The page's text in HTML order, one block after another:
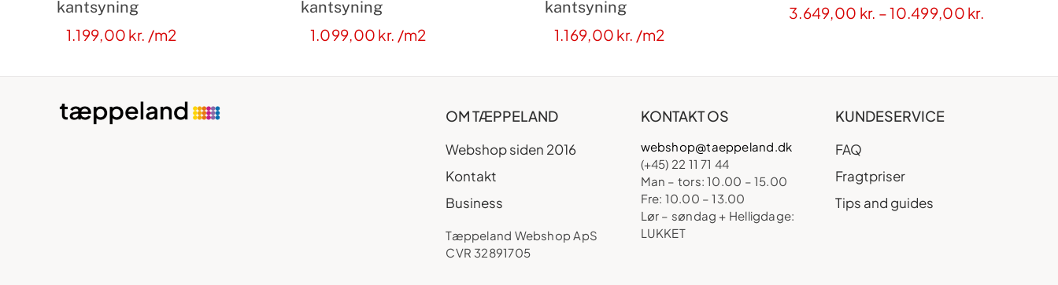
kantsyning
1.199,00 kr. /m2
kantsyning
1.099,00 kr. /m2
kantsyning
1.169,00 kr. /m2
3.649,00 kr. –10.499,00 kr.
OM TÆPPELAND
Webshop siden 2016
Kontakt
Business
Tæppeland Webshop ApS
CVR 32891705
KONTAKT OS
webshop@taeppeland.dk
(+45) 22 11 71 44
Man – tors: 10.00 – 15.00
Fre: 10.00 – 13.00
Lør – søndag + Helligdage:
LUKKET
KUNDESERVICE
FAQ
Fragtpriser
Tips and guides